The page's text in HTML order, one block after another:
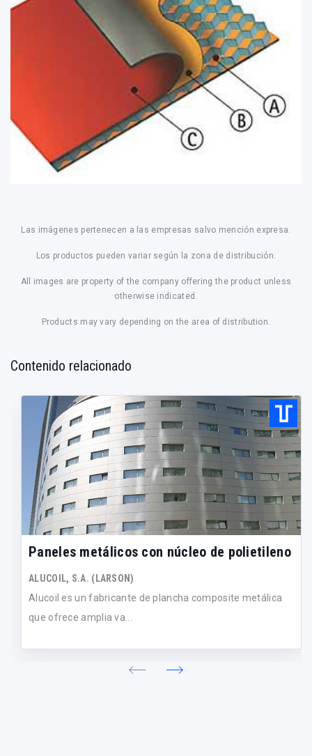
Las imágenes pertenecen a las empresas salvo mención expresa.
Los productos pueden variar según la zona de distribución.
All images are property of the company offering the product unless
otherwise indicated.
Products may vary depending on the area of distribution.
Contenido relacionado
Paneles metálicos con núcleo de polietileno
ALUCOIL, S.A. (LARSON)
Alucoil es un fabricante de plancha composite metálica
que ofrece amplia va...